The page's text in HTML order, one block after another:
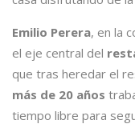
Emilio Perera, en la
el eje central del
que tras heredar el
más de 20 años
tiempo libre para